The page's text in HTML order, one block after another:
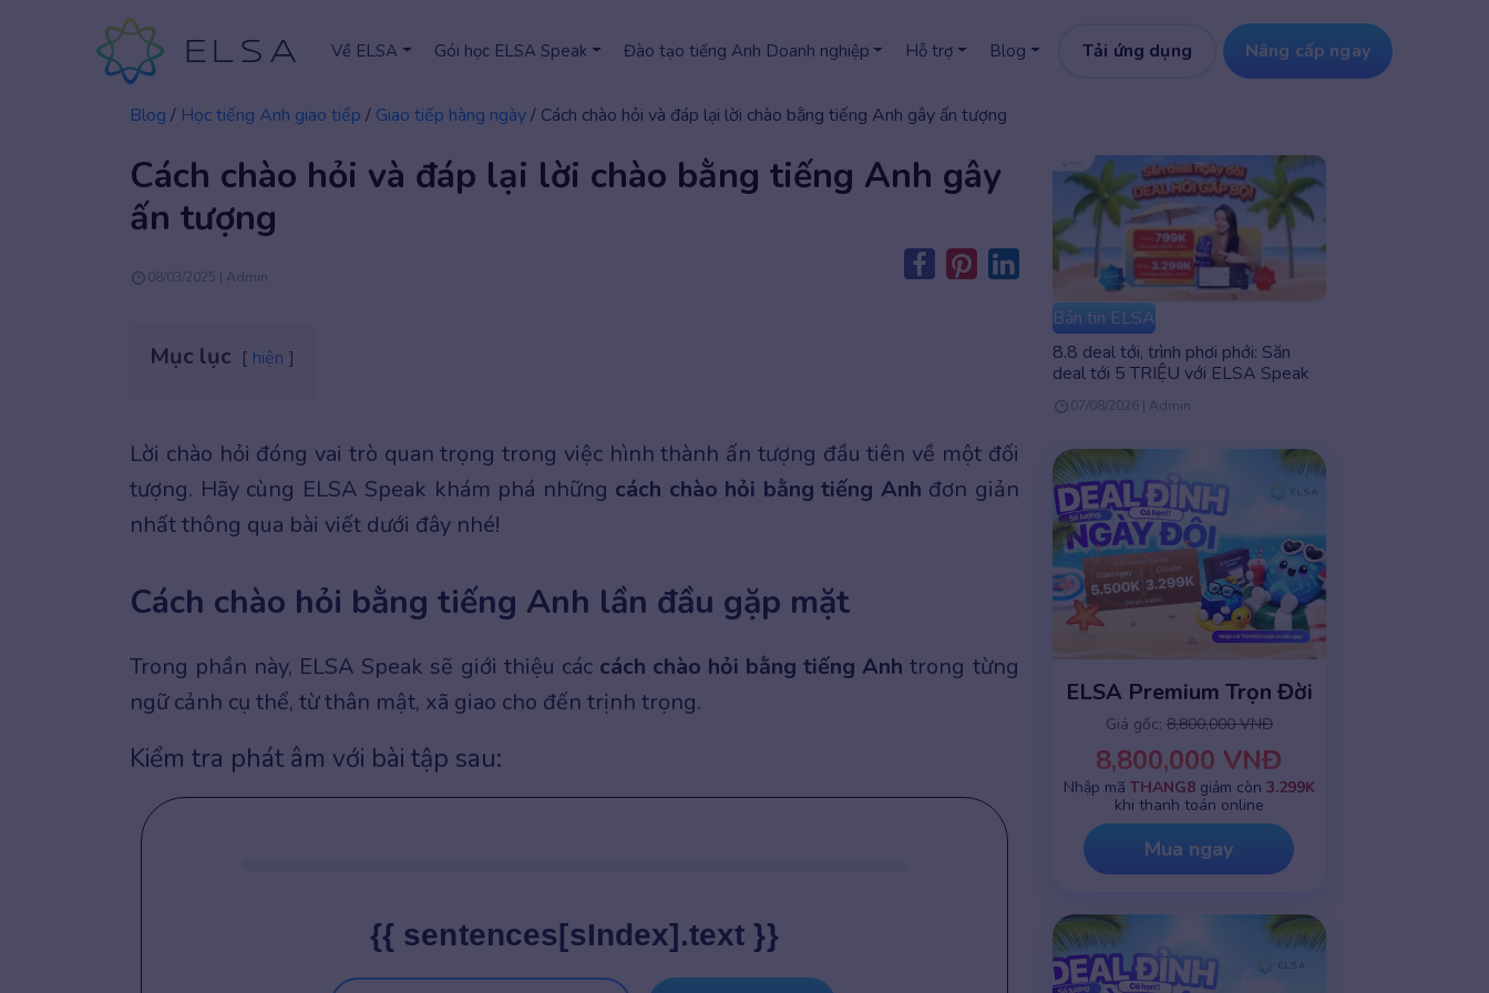
Về ELSA Gói học ELSA Speak Đào tạo tiếng Anh Doanh nghiệp Hỗ trợ Blog Tải ứng dụng Nâng cấp ngay
Blog / Học tiếng Anh giao tiếp / Giao tiếp hàng ngày/ Cách chào hỏi và đáp lại lời chào bằng tiếng Anh gây ấn tượng
Cách chào hỏi và đáp lại lời chào bằng tiếng Anh gây
ấn tượng
08/03/2025 | Admin
Mục lục hiện
Lời chào hỏi đóng vai trò quan trọng trong việc hình thành ấn tượng đầu tiên về một đối
tượng. Hãy cùng ELSA Speak khám phá những cách chào hỏi bằng tiếng Anh đơn giản
nhất thông qua bài viết dưới đây nhé!
Cách chào hỏi bằng tiếng Anh lần đầu gặp mặt
Trong phần này, ELSA Speak sẽ giới thiệu các cách chào hỏi bằng tiếng Anh trong từng
ngữ cảnh cụ thể, từ thân mật, xã giao cho đến trịnh trọng.
Kiểm tra phát âm với bài tập sau:
{{ sentences[sIndex].text }}
Bản tin ELSA
8.8 deal tới, trình phơi phới: Săn
deal tới 5 TRIỆU với ELSA Speak
07/08/2026 | Admin
ELSA Premium Trọn Đời
Giá gốc: 8,800,000 VNĐ
8,800,000 VNĐ
Nhập mã THANG8giảm còn 3.299K
khi thanh toán online
Mua ngay